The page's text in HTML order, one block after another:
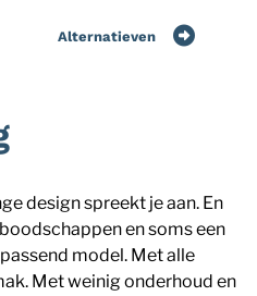
Alternatieven
design spreekt je aan. En
en soms een
model. Met alle
Met weinig onderhoud en